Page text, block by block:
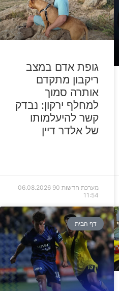
גופת אדם במצב
ריקבון מתקדם
אותרה סמוך
למחלף ירקון: נבדק
קשר להיעלמותו
של אלדר דיין
מערכת חדשות 90
06.08.2026
11:54
דף הבית